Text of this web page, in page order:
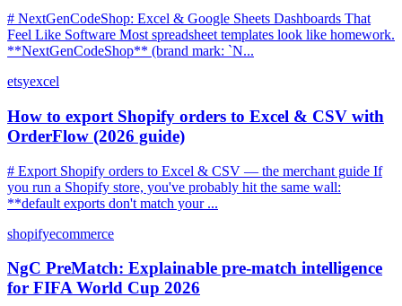
# NextGenCodeShop: Excel & Google Sheets Dashboards That
Feel Like Software Most spreadsheet templates look like homework.
**NextGenCodeShop** (brand mark: `N...
etsyexcel
How to export Shopify orders to Excel & CSV with
OrderFlow (2026 guide)
# Export Shopify orders to Excel & CSV — the merchant guide If
you run a Shopify store, you've probably hit the same wall:
**default exports don't match your ...
shopifyecommerce
NgC PreMatch: Explainable pre-match intelligence
for FIFA World Cup 2026